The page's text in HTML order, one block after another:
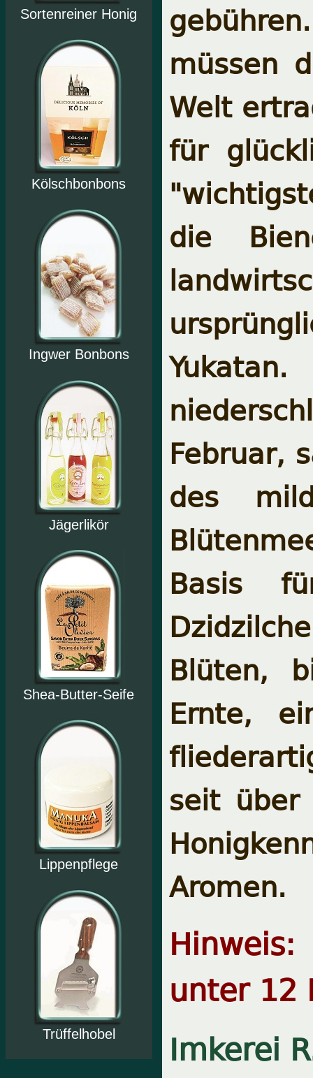
Sortenreiner Honig
Kölschbonbons
Ingwer Bonbons
Jägerlikör
Shea-Butter-Seife
Lippenpflege
Trüffelhobel
müssen
Welt
für
die
Februar,
des
Basis
Blüten,
Ernte,
seit über
Aromen.
unter 12
Imkerei